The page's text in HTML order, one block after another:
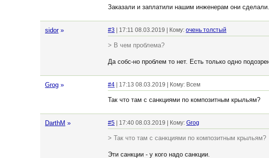
Заказали и заплатили нашим инженерам они
sidor » #3 | 17:11 08.03.2019 | Кому: очень толстый
> В чем проблема?
Да собс-но проблем то нет. Есть только одно
Grog » #4 | 17:13 08.03.2019 | Кому: Всем
Так что там с санкциями по композитным крыльям?
DarthM » #5 | 17:40 08.03.2019 | Кому: Grog
> Так что там с санкциями по композитным крыльям?
Эти санкции - у кого надо санкции.